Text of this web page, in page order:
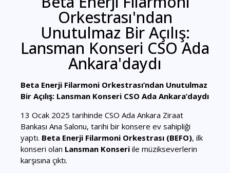
Orkestrası'ndan
Unutulmaz Bir Açılış:
Lansman Konseri CSO Ada
Ankara'daydı
Beta Enerji Filarmoni Orkestrası’ndan Unutulmaz
Bir Açılış: Lansman Konseri CSO Ada Ankara’daydı
13 Ocak 2025 tarihinde CSO Ada Ankara Ziraat
Bankası Ana Salonu, tarihi bir konsere ev sahipliği
yaptı. Beta Enerji Filarmoni Orkestrası (BEFO), ilk
konseri olan Lansman Konseri ile müzikseverlerin
karşısına çıktı.